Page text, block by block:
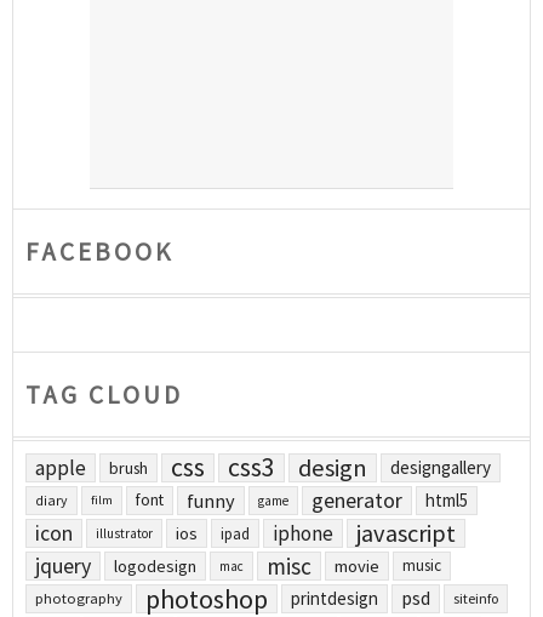
FACEBOOK
TAG CLOUD
apple brush css css3 design designgallery
diary film font funny game generator html5
icon illustrator ios ipad iphone javascript
jquery logodesign mac misc movie music
photography photoshop printdesign psd siteinfo